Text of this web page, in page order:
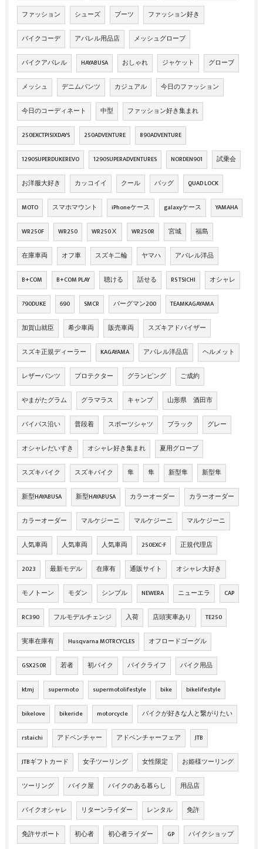
ファッション シューズ ブーツ ファッション好き
バイクコーデ アパレル用品店 メッシュグローブ
バイクアパレル HAYABUSA おしゃれ ジャケット グローブ
メッシュ デニムパンツ カジュアル 今日のファッション
今日のコーディネート 中型 ファッション好き集まれ
250EXCTPISIXDAYS 250ADVENTURE 890ADVENTURE
1290SUPERDUKEREVO 1290SUPERADVENTURES NORDEN901 試乗会
お洋服大好き カッコイイ クール バッグ QUAD LOCK
MOTO スマホマウント iPhoneケース galaxyケース YAMAHA
WR250F WR250 WR250Ⅹ WR250R 宮城 福島
在庫車両 オフ車 スズキ二輪 ヤマハ アパレル洋品
B+COM B+COM PLAY 聴ける 話せる RS TSICHI オシャレ
790DUKE 690 SMCR バーグマン200 TEAMKAGAYAMA
加賀山就臣 希少車両 販売車両 スズキアドバイザー
スズキ正規ディーラー KAGAYAMA アパレル洋品店 ヘルメット
レザーパンツ プロテクター グランピング ご成約
やまがたグラム グラマラス キャンプ 山形県 酒田市
バイパス沿い 普段着 スポーツシャツ ブラック グレー
オシャレだいすき オシャレ好き集まれ 夏用グローブ
スズキバイク スズキバイク 隼 隼 新型隼 新型隼
新型HAYABUSA 新型HAYABUSA カラーオーダー カラーオーダー
カラーオーダー マルケジーニ マルケジーニ マルケジーニ
人気車両 人気車両 人気車両 250EXC-F 正規代理店
2023 最新モデル 在庫有 通販サイト オシャレ大好き
モノトーン モダン シンプル NEWERA ニューエラ CAP
RC390 フルモデルチェンジ 入荷 店頭実車あり TE250
実車在庫有 Husqvarna MOTRCYCLES オフロードゴーグル
GSX250R 若者 初バイク バイクライフ バイク用品
ktmj supermoto supermotolifestyle bike bikelifestyle
bikelove bikeride motorcycle バイクが好きな人と繋がりたい
rstaichi アドベンチャー アドベンチャーフェア JTB
JTBギフトカード 女子ツーリング 女性限定 お姫様ツーリング
ツーリング バイク屋 バイクのある暮らし 用品店
バイクオシャレ リターンライダー レンタル 免許
免許サポート 初心者 初心者ライダー GP バイクショップ